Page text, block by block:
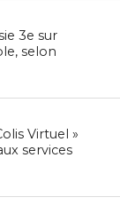
3e sur
selon
Virtuel »
services